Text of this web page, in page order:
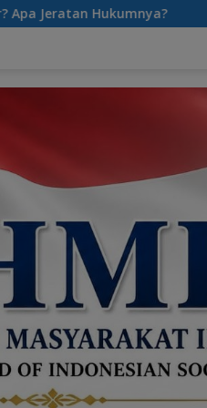
Tarif Parkir Mahal ?